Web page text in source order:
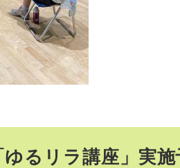
るリラ講座」実施